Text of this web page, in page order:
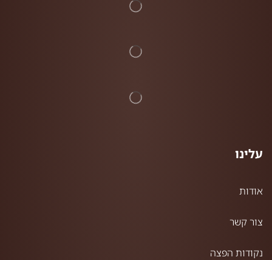
עלינו
אודות
צור קשר
נקודות הפצה